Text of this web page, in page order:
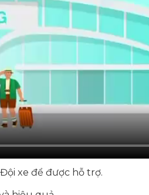
xe để được hỗ trợ.